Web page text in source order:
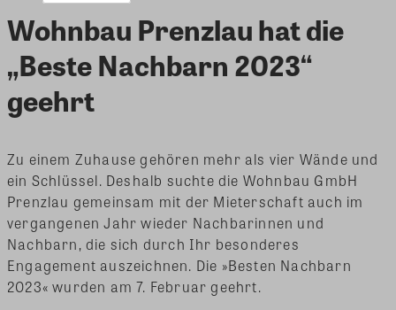
Wohnbau Prenzlau hat die
„Beste Nachbarn 2023“
geehrt
Zu einem Zuhause gehören mehr als vier Wände und
ein Schlüssel. Deshalb suchte die Wohnbau GmbH
Prenzlau gemeinsam mit der Mieterschaft auch im
vergangenen Jahr wieder Nachbarinnen und
Nachbarn, die sich durch Ihr besonderes
Engagement auszeichnen. Die »Besten Nachbarn
2023« wurden am 7. Februar geehrt.